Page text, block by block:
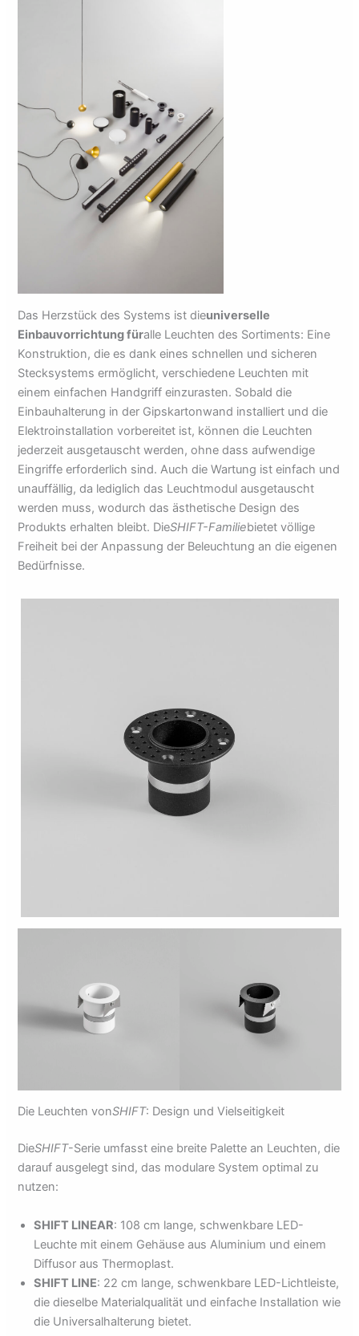
Das Herzstück des Systems ist dieuniverselle
Einbauvorrichtung füralle Leuchten des Sortiments: Eine
Konstruktion, die es dank eines schnellen und sicheren
Stecksystems ermöglicht, verschiedene Leuchten mit
einem einfachen Handgriff einzurasten. Sobald die
Einbauhalterung in der Gipskartonwand installiert und die
Elektroinstallation vorbereitet ist, können die Leuchten
jederzeit ausgetauscht werden, ohne dass aufwendige
Eingriffe erforderlich sind. Auch die Wartung ist einfach und
unauffällig, da lediglich das Leuchtmodul ausgetauscht
werden muss, wodurch das ästhetische Design des
Produkts erhalten bleibt. DieSHIFT-Familiebietet völlige
Freiheit bei der Anpassung der Beleuchtung an die eigenen
Bedürfnisse.
Die Leuchten vonSHIFT: Design und Vielseitigkeit
DieSHIFT-Serie umfasst eine breite Palette an Leuchten, die
darauf ausgelegt sind, das modulare System optimal zu
nutzen:
SHIFT LINEAR: 108 cm lange, schwenkbare LED-
Leuchte mit einem Gehäuse aus Aluminium und einem
Diffusor aus Thermoplast.
SHIFT LINE: 22 cm lange, schwenkbare LED-Lichtleiste,
die dieselbe Materialqualität und einfache Installation wie
die Universalhalterung bietet.